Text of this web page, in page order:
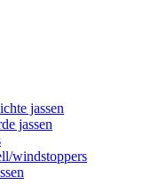
jassen
jassen
windstoppers